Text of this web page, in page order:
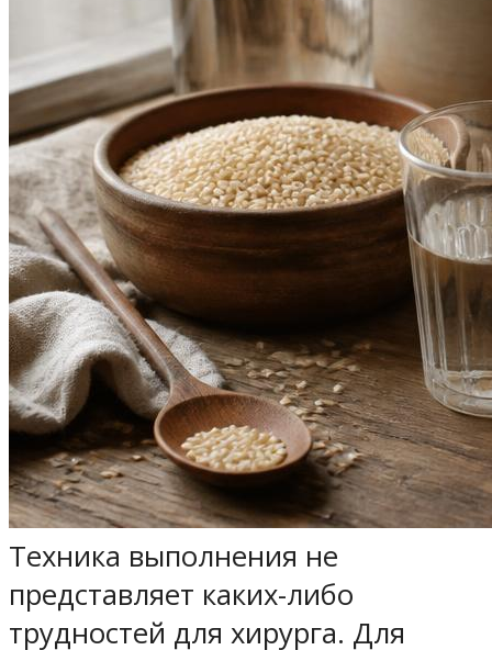
Техника выполнения не
представляет каких-либо
трудностей для хирурга. Для